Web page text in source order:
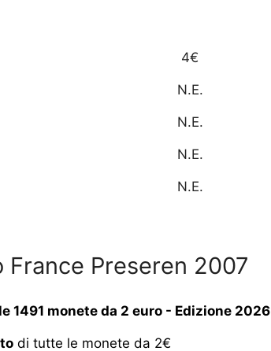
4€
N.E.
N.E.
N.E.
N.E.
Preseren 2007
1491 monete da 2 euro - Edizione 2026
di tutte le monete da 2€